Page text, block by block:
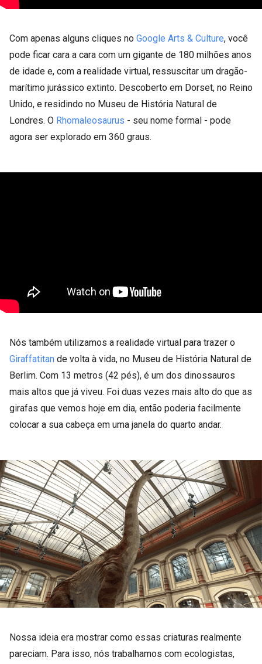
Com apenas alguns cliques no Google Arts & Culture, você
pode ficar cara a cara com um gigante de 180 milhões anos
de idade e, com a realidade virtual, ressuscitar um dragão-
marítimo jurássico extinto. Descoberto em Dorset, no Reino
Unido, e residindo no Museu de História Natural de
Londres. O Rhomaleosaurus - seu nome formal - pode
agora ser explorado em 360 graus.
Nós também utilizamos a realidade virtual para trazer o
Giraffatitan de volta à vida, no Museu de História Natural de
Berlim. Com 13 metros (42 pés), é um dos dinossauros
mais altos que já viveu. Foi duas vezes mais alto do que as
girafas que vemos hoje em dia, então poderia facilmente
colocar a sua cabeça em uma janela do quarto andar.
Nossa ideia era mostrar como essas criaturas realmente
pareciam. Para isso, nós trabalhamos com ecologistas,